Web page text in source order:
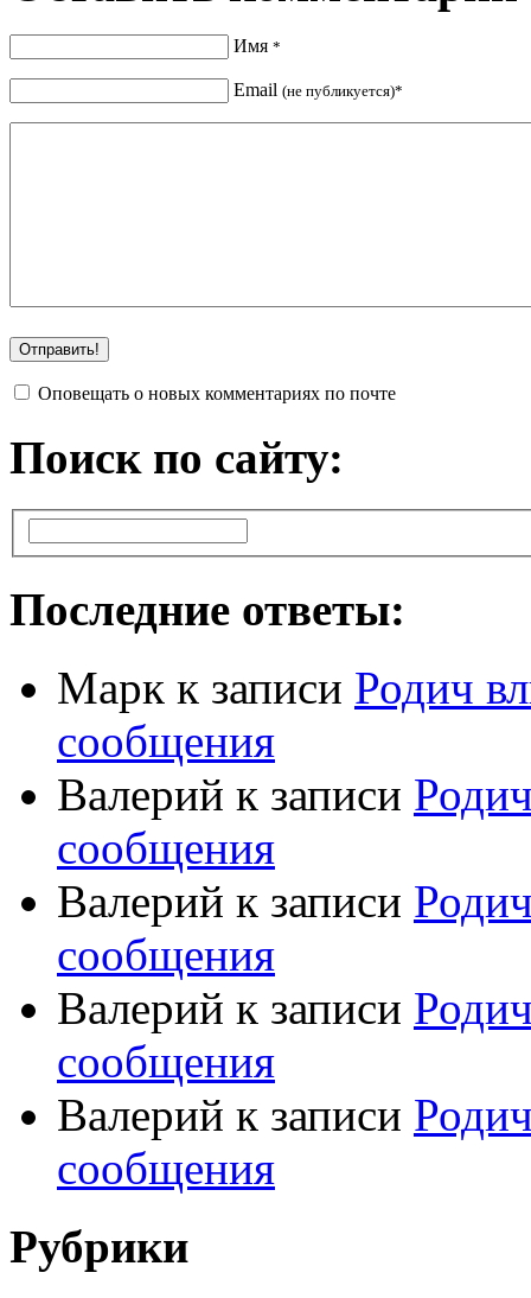
Имя *
Email (не публикуется)*
Оповещать о новых комментариях по почте
Поиск по сайту:
Последние ответы:
Марк к записи Родич
сообщения
Валерий к записи
сообщения
Валерий к записи
сообщения
Валерий к записи
сообщения
Валерий к записи
сообщения
Рубрики